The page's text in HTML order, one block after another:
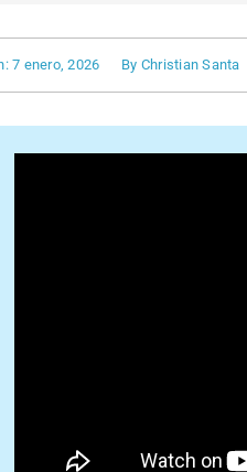
7 enero, 2026 By Christian Santa